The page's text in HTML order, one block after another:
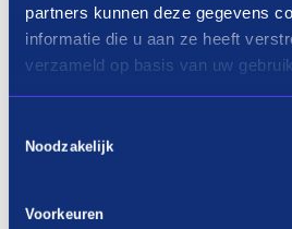
partners kunnen deze gegevens
informatie die u aan ze heeft
verzameld op basis van uw
Noodzakelijk
Voorkeuren